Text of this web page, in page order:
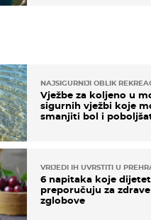
NAJSIGURNIJI OBLIK
Vježbe za koljeno u
sigurnih vježbi koje
smanjiti bol i
VRIJEDI IH UVRSTITI U
6 napitaka koje
preporučuju za zdrave
zglobove